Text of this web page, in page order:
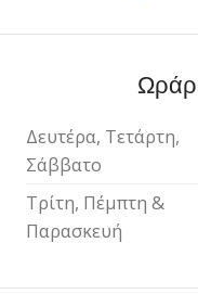
Δευτέρα, Τετάρτη,
Σάββατο
Τρίτη, Πέμπτη &
Παρασκευή